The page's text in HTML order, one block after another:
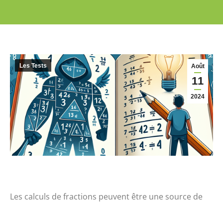
Août
11
2024
Les Tests
Les calculs de fractions peuvent être une source de